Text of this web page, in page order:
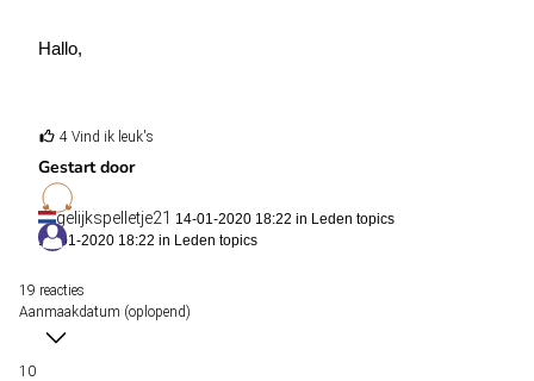
Hallo,
Nu het nieuwe jaar begonnen is open ik mijn eigen tips topic.
Ik zal hier voornamelijk pre-match tips delen, omdat ik de live-
tips al in de chat tip.
Aan het einde van het seizoen zal ik de balans opmaken, om te
kijken wat het winst/verlies percentage is.
4 Vind ik leuk's
Gestart door
gelijkspelletje21 14-01-2020 18:22 in Leden topics
14-01-2020 18:22 in Leden topics
19 reacties
Aanmaakdatum (oplopend)
10